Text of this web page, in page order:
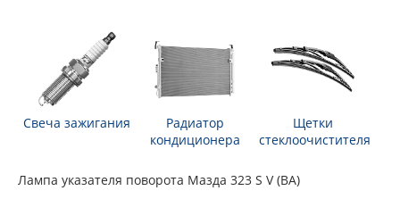
Свеча зажигания
Радиатор
кондиционера
Щетки
стеклоочистителя
Лампа указателя поворота Мазда 323 S V (BA)